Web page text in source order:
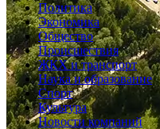
Политика
Экономика
Общество
Происшествия
ЖКХ и транспорт
Наука и образование
Спорт
Культура
Новости компаний